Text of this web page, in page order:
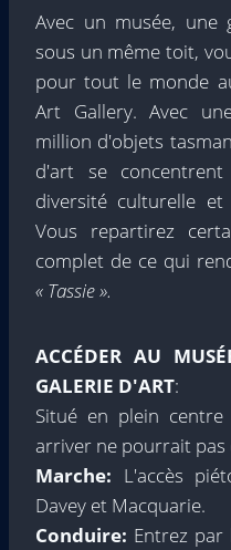
Avec un musée,
sous un même toit,
pour tout le monde
Art Gallery. Avec
million d'objets
d'art se
diversité culturelle
Vous repartirez
complet de ce qui
« Tassie ».
ACCÉDER AU
GALERIE D'ART:
Situé en plein
arriver ne pourrait pas
Marche: L'accès
Davey et Macquarie.
Conduire: Entrez